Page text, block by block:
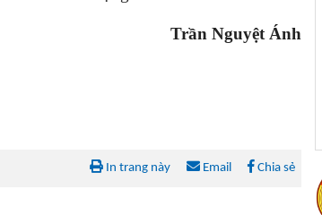
Trần Nguyệt Ánh
In trang này Email Chia sẻ